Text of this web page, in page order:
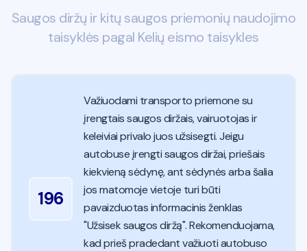
Saugos diržų ir kitų saugos priemonių naudojimo
taisyklės pagal Kelių eismo taisykles
196
Važiuodami transporto priemone su
įrengtais saugos diržais, vairuotojas ir
keleiviai privalo juos užsisegti. Jeigu
autobuse įrengti saugos diržai, priešais
kiekvieną sėdynę, ant sėdynės arba šalia
jos matomoje vietoje turi būti
pavaizduotas informacinis ženklas
"Užsisek saugos diržą". Rekomenduojama,
kad prieš pradedant važiuoti autobuso